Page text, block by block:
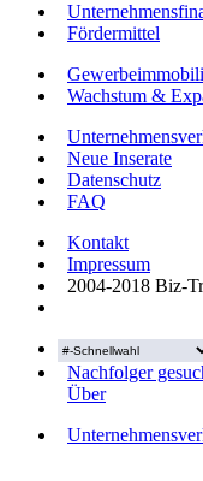
Fördermittel
Wachstum &
Neue Inserate
Datenschutz
FAQ
Kontakt
Impressum
2004-2018 Biz-
Nachfolger
Über